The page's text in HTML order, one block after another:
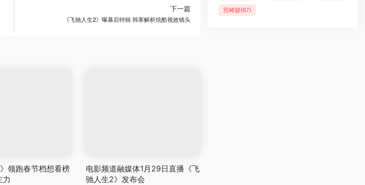
下一篇
《飞驰人生2》曝幕后特辑 韩寒解析炫酷视效镜头
领跑春节档想看榜
力
电影频道融媒体1月29日直播《飞
驰人生2》发布会
宫崎骏(67)